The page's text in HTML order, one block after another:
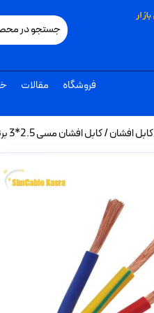
فروشگاه مقالات
کابل افشان/ کابل افشان مسی 2.5*3 برند کسری